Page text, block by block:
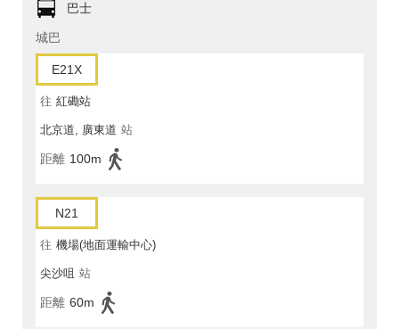
巴士
城巴
E21X
往 紅磡站
北京道, 廣東道 站
距離 100m
N21
往 機場(地面運輸中心)
尖沙咀 站
距離 60m